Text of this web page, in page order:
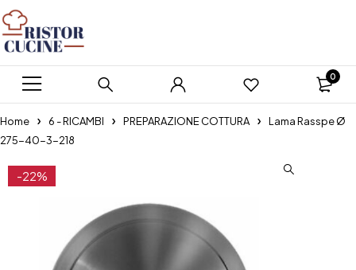
0
Home 6 - RICAMBI PREPARAZIONE COTTURA
Lama Rasspe Ø
275-40-3-218
-22%